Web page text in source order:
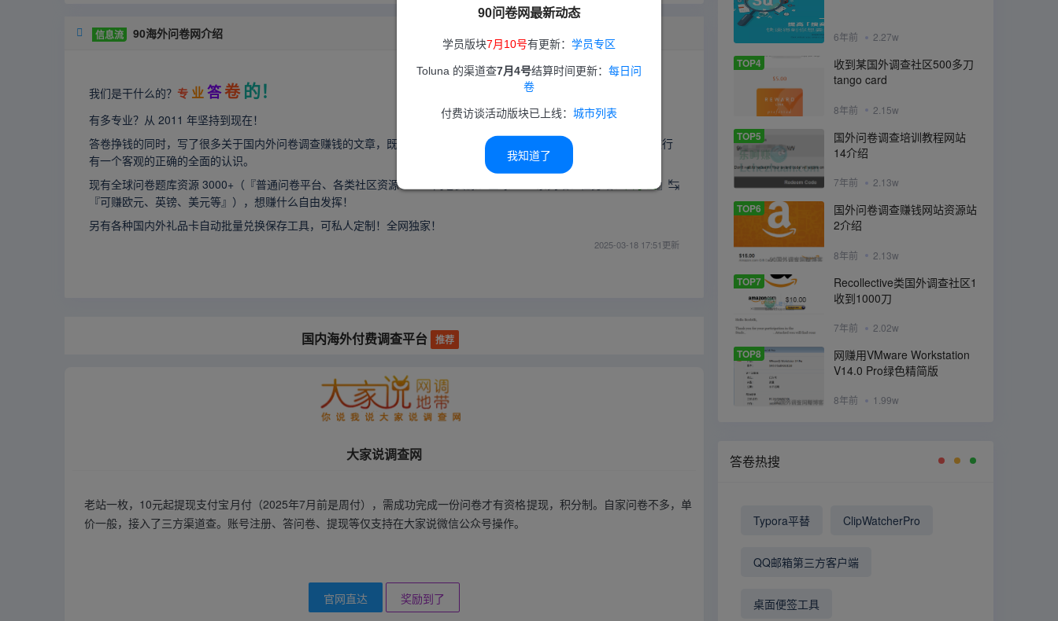
90问卷网最新动态
学员版块7月10号有更新： 学员专区
Toluna 的渠道查7月4号结算时间更新： 每日问
卷
付费访谈活动版块已上线： 城市列表
我知道了
信息流 90海外问卷网介绍

我们是干什么的？ 专 业答卷 的！
有多专业？从 2011 年坚持到现在！
答卷挣钱的同时，写了很多关于国内外问卷调查赚钱的文章，既是新手入门基础教程，同时也是知识科普，让大家对这行
有一个客观的正确的全面的认识。
现有全球问卷题库资源 3000+（『普通问卷平台、各类社区资源、EDU问卷资源、全球CINT系列站、任务站、
』↹
『可赚欧元、英镑、美元等』），想赚什么自由发挥！
另有各种国内外礼品卡自动批量兑换保存工具，可私人定制！全网独家！
2025-03-18 17:51更新
国内海外付费调查平台 推荐
大家说调查网
老站一枚，10元起提现支付宝月付（2025年7月前是周付），需成功完成一份问卷才有资格提现，积分制。自家问卷不多，单
价一般，接入了三方渠道查。账号注册、答问卷、提现等仅支持在大家说微信公众号操作。
官网直达 奖励到了
6年前 2.27w
TOP4
收到某国外调查社区500多刀
tango card
8年前 2.15w
TOP5
国外问卷调查培训教程网站
14介绍
7年前 2.13w
TOP6
国外问卷调查赚钱网站资源站
2介绍
8年前 2.13w
TOP7
Recollective类国外调查社区1
收到1000刀
7年前 2.02w
TOP8
网赚用VMware Workstation
V14.0 Pro绿色精简版
8年前 1.99w
答卷热搜
Typora平替 ClipWatcherPro
QQ邮箱第三方客户端
桌面便签工具